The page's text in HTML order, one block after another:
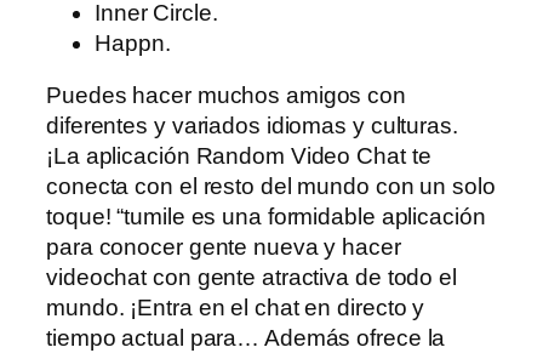
Inner Circle.
Happn.
Puedes hacer muchos amigos con
diferentes y variados idiomas y culturas.
¡La aplicación Random Video Chat te
conecta con el resto del mundo con un solo
toque! “tumile es una formidable aplicación
para conocer gente nueva y hacer
videochat con gente atractiva de todo el
mundo. ¡Entra en el chat en directo y
tiempo actual para… Además ofrece la